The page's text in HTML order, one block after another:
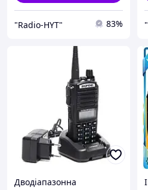
"Radio-HYT" 83%
Дводіапазонна